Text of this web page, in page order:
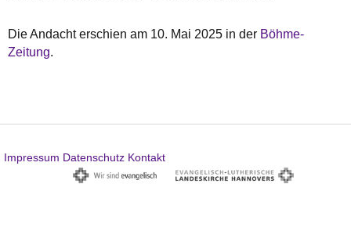
Die Andacht erschien am 10. Mai 2025 in der Böhme-
Zeitung.
Impressum Datenschutz Kontakt